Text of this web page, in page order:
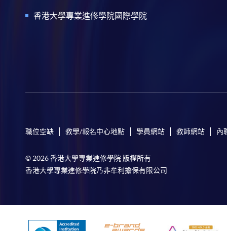
香港大學專業進修學院國際學院
職位空缺 教學/報名中心地點 學員網站 教師網站 內
© 2026 香港大學專業進修學院 版權所有
香港大學專業進修學院乃非牟利擔保有限公司